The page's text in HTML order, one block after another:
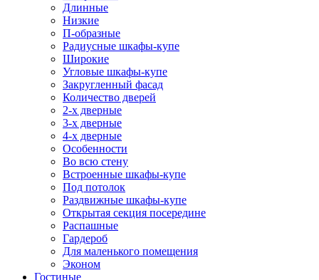
Длинные
Низкие
П-образные
Радиусные шкафы-купе
Широкие
Угловые шкафы-купе
Закругленный фасад
Количество дверей
2-х дверные
3-х дверные
4-х дверные
Особенности
Во всю стену
Встроенные шкафы-купе
Под потолок
Раздвижные шкафы-купе
Открытая секция посередине
Распашные
Гардероб
Для маленького помещения
Эконом
Гостиные